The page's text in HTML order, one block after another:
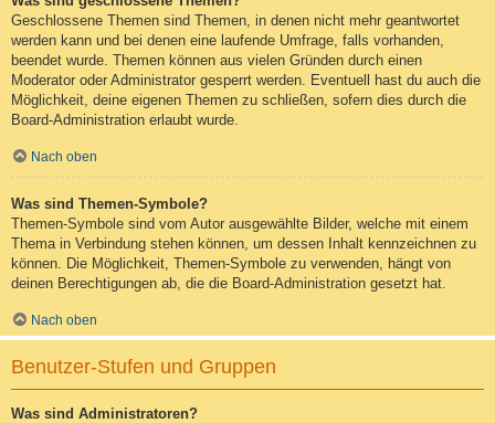
Geschlossene Themen sind Themen, in denen nicht mehr geantwortet
werden kann und bei denen eine laufende Umfrage, falls vorhanden,
beendet wurde. Themen können aus vielen Gründen durch einen
Moderator oder Administrator gesperrt werden. Eventuell hast du auch die
Möglichkeit, deine eigenen Themen zu schließen, sofern dies durch die
Board-Administration erlaubt wurde.
Nach oben
Was sind Themen-Symbole?
Themen-Symbole sind vom Autor ausgewählte Bilder, welche mit einem
Thema in Verbindung stehen können, um dessen Inhalt kennzeichnen zu
können. Die Möglichkeit, Themen-Symbole zu verwenden, hängt von
deinen Berechtigungen ab, die die Board-Administration gesetzt hat.
Nach oben
Benutzer-Stufen und Gruppen
Was sind Administratoren?